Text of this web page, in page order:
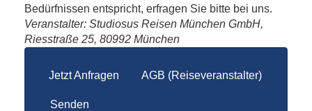
Bedürfnissen entspricht, erfragen Sie bitte bei uns.
Veranstalter: Studiosus Reisen München GmbH,
Riesstraße 25, 80992 München
Jetzt Anfragen AGB (Reiseveranstalter)
Senden